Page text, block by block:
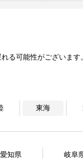
る可能性がございます
東海
愛知県 岐阜